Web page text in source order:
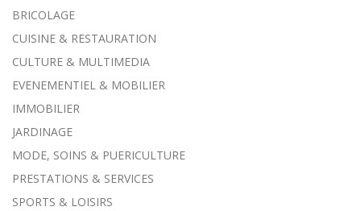
BRICOLAGE
CUISINE & RESTAURATION
CULTURE & MULTIMEDIA
EVENEMENTIEL & MOBILIER
IMMOBILIER
JARDINAGE
MODE, SOINS & PUERICULTURE
PRESTATIONS & SERVICES
SPORTS & LOISIRS